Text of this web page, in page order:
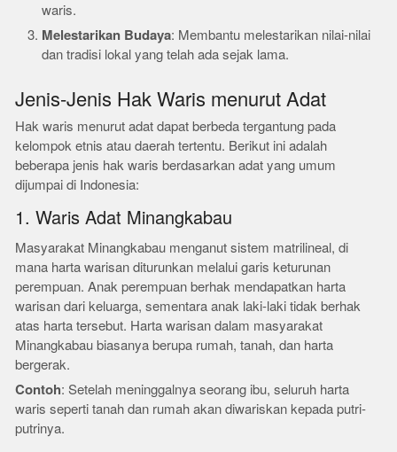
waris.
Melestarikan Budaya: Membantu melestarikan nilai-nilai
dan tradisi lokal yang telah ada sejak lama.
Jenis-Jenis Hak Waris menurut Adat
Hak waris menurut adat dapat berbeda tergantung pada
kelompok etnis atau daerah tertentu. Berikut ini adalah
beberapa jenis hak waris berdasarkan adat yang umum
dijumpai di Indonesia:
1. Waris Adat Minangkabau
Masyarakat Minangkabau menganut sistem matrilineal, di
mana harta warisan diturunkan melalui garis keturunan
perempuan. Anak perempuan berhak mendapatkan harta
warisan dari keluarga, sementara anak laki-laki tidak berhak
atas harta tersebut. Harta warisan dalam masyarakat
Minangkabau biasanya berupa rumah, tanah, dan harta
bergerak.
Contoh: Setelah meninggalnya seorang ibu, seluruh harta
waris seperti tanah dan rumah akan diwariskan kepada putri-
putrinya.